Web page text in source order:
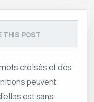
THIS POST
croisés et des
peuvent
est sans